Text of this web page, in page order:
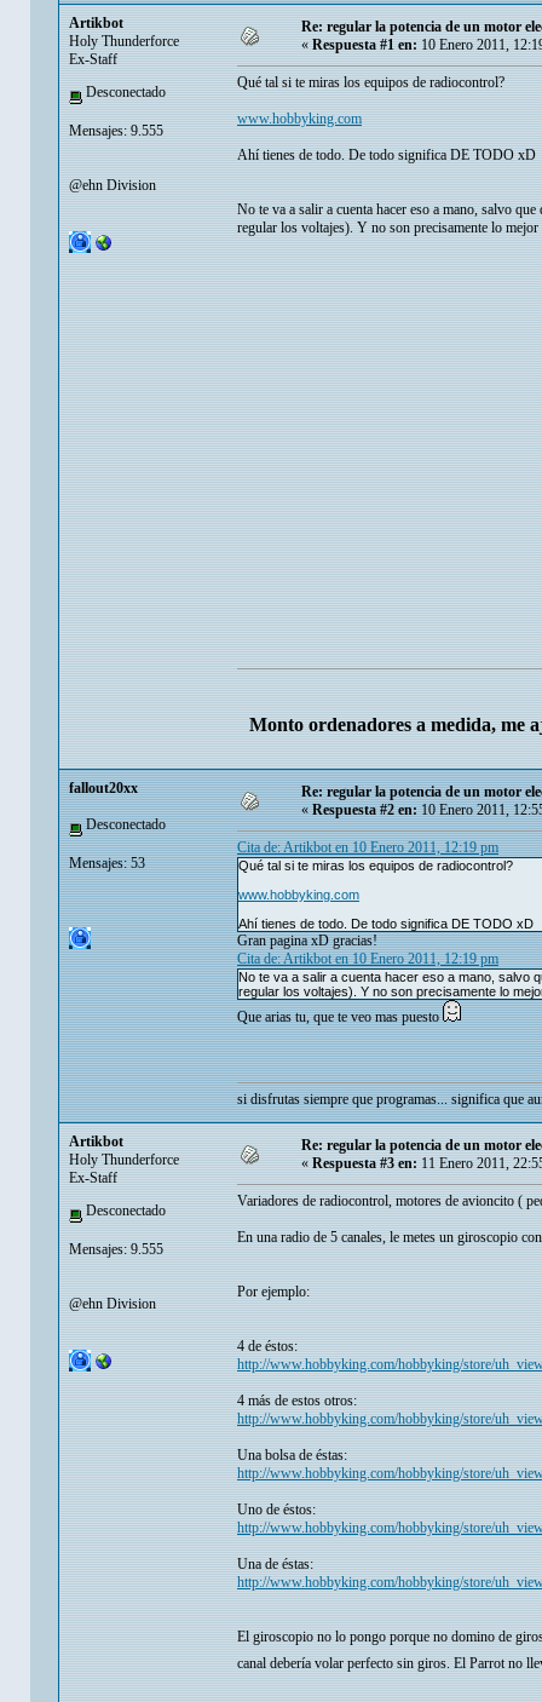
Artikbot
Holy Thunderforce
Ex-Staff
Desconectado
Mensajes: 9.555
@ehn Division
Re: regular la potencia de un motor
« Respuesta #1 en: 10 Enero 2011,
Qué tal si te miras los equipos de radiocontrol?
www.hobbyking.com
Ahí tienes de todo. De todo significa DE TODO xD
No te va a salir a cuenta hacer eso a mano, salvo
regular los voltajes). Y no son precisamente lo mejor
Monto ordenadores a medida, me
fallout20xx
Desconectado
Mensajes: 53
Re: regular la potencia de un motor
«Respuesta #2 en:10 Enero 2011,
Cita de: Artikbot en 10 Enero 2011, 12:19 pm
Qué tal si te miras los equipos de radiocontrol?
www.hobbyking.com
Ahí tienes de todo. De todo significa DE TODO xD
Gran pagina xD gracias!
Cita de: Artikbot en 10 Enero 2011, 12:19 pm
No te va a salir a cuenta hacer eso a mano, salvo
regular los voltajes). Y no son precisamente lo
Que arias tu, que te veo mas puesto
si disfrutas siempre que programas... significa que
Artikbot
Holy Thunderforce
Ex-Staff
Desconectado
Mensajes: 9.555
@ehn Division
Re: regular la potencia de un motor
« Respuesta #3 en: 11 Enero 2011,
Variadores de radiocontrol, motores de avioncito (
En una radio de 5 canales, le metes un giroscopio
Por ejemplo:
4 de éstos:
http://www.hobbyking.com/hobbyking/store/
4 más de estos otros:
http://www.hobbyking.com/hobbyking/store/
Una bolsa de éstas:
http://www.hobbyking.com/hobbyking/store/
Uno de éstos:
http://www.hobbyking.com/hobbyking/store/
Una de éstas:
http://www.hobbyking.com/hobbyking/store/
El giroscopio no lo pongo porque no domino de
canal debería volar perfecto sin giros. El Parrot no